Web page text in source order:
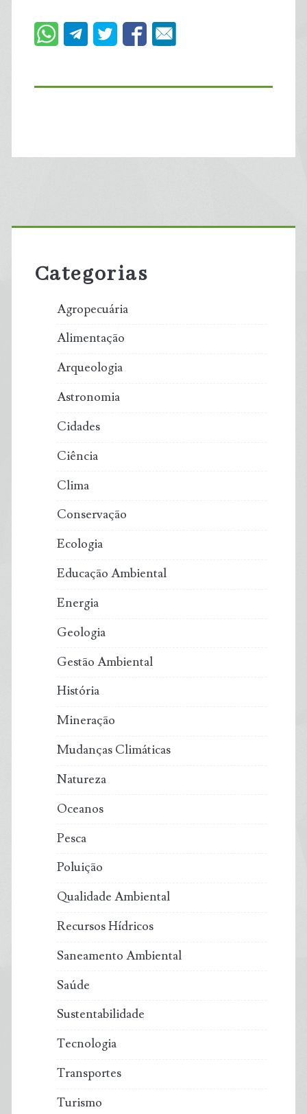
Primary
Sidebar
Categorias
Agropecuária
Alimentação
Arqueologia
Astronomia
Cidades
Ciência
Clima
Conservação
Ecologia
Educação Ambiental
Energia
Geologia
Gestão Ambiental
História
Mineração
Mudanças Climáticas
Natureza
Oceanos
Pesca
Poluição
Qualidade Ambiental
Recursos Hídricos
Saneamento Ambiental
Saúde
Sustentabilidade
Tecnologia
Transportes
Turismo